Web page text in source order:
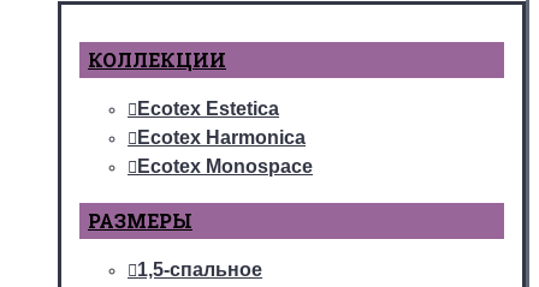
КОЛЛЕКЦИИ
Ecotex Estetica
Ecotex Harmonica
Ecotex Monospace
РАЗМЕРЫ
1,5-спальное